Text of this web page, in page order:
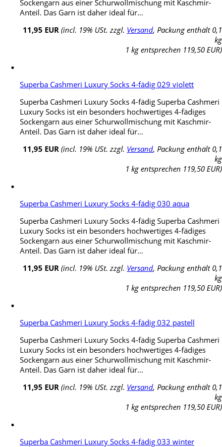
Sockengarn aus einer Schurwollmischung mit Kaschmir-
Anteil. Das Garn ist daher ideal für...
11,95 EUR (incl. 19% USt. zzgl. Versand, Packung enthält 0,1
kg
1 kg entsprechen 119,50 EUR)
Superba Cashmeri Luxury Socks 4-fädig 029 violett
Superba Cashmeri Luxury Socks 4-fädig Superba Cashmeri
Luxury Socks ist ein besonders hochwertiges 4-fädiges
Sockengarn aus einer Schurwollmischung mit Kaschmir-
Anteil. Das Garn ist daher ideal für...
11,95 EUR (incl. 19% USt. zzgl. Versand, Packung enthält 0,1
kg
1 kg entsprechen 119,50 EUR)
Superba Cashmeri Luxury Socks 4-fädig 030 aqua
Superba Cashmeri Luxury Socks 4-fädig Superba Cashmeri
Luxury Socks ist ein besonders hochwertiges 4-fädiges
Sockengarn aus einer Schurwollmischung mit Kaschmir-
Anteil. Das Garn ist daher ideal für...
11,95 EUR (incl. 19% USt. zzgl. Versand, Packung enthält 0,1
kg
1 kg entsprechen 119,50 EUR)
Superba Cashmeri Luxury Socks 4-fädig 032 pastell
Superba Cashmeri Luxury Socks 4-fädig Superba Cashmeri
Luxury Socks ist ein besonders hochwertiges 4-fädiges
Sockengarn aus einer Schurwollmischung mit Kaschmir-
Anteil. Das Garn ist daher ideal für...
11,95 EUR (incl. 19% USt. zzgl. Versand, Packung enthält 0,1
kg
1 kg entsprechen 119,50 EUR)
Superba Cashmeri Luxury Socks 4-fädig 033 winter